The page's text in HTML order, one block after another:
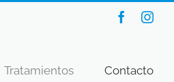
Facebook
Tratamientos Contacto